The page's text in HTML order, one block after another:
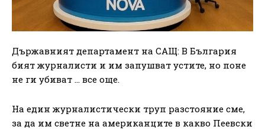
Държавният департамент на САЩ: В България
бият журналисти и им запушват устите, но поне
не ги убиват … все още.
На един журналистически труп разстояние сме,
за да им светне на американците в какво Пеевски